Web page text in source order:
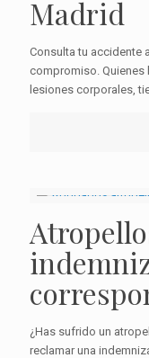
Madrid
Consulta tu accidente
compromiso. Quienes
lesiones corporales,
¿Has sufrido un
reclamar una